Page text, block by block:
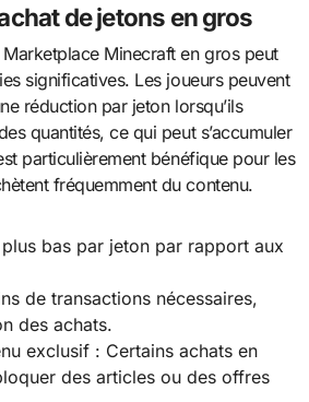
de jetons en gros
Minecraft en gros peut
significatives. Les joueurs peuvent
réduction par jeton lorsqu’ils
quantités, ce qui peut s’accumuler
particulièrement bénéfique pour les
fréquemment du contenu.
bas par jeton par rapport aux
de transactions nécessaires,
des achats.
exclusif : Certains achats en
des articles ou des offres